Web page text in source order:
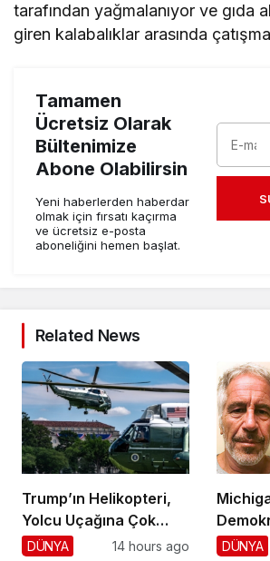
tarafından yağmalanıyor ve gıda
giren kalabalıklar arasında
Tamamen
Ücretsiz Olarak
Bültenimize
Abone Olabilirsin
Yeni haberlerden haberdar
olmak için fırsatı kaçırma
ve ücretsiz e-posta
aboneliğini hemen başlat.
Related News
Trump’ın Helikopteri,
Yolcu Uçağına Çok
Yaklaştı!
DÜNYA 14 hours ago DÜNYA